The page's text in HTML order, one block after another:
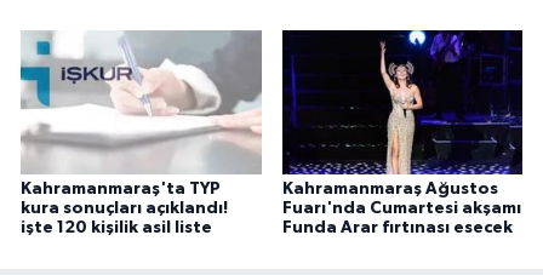
Kahramanmaraş'ta TYP
kura sonuçları açıklandı!
işte 120 kişilik asil liste
Kahramanmaraş Ağustos
Fuarı'nda Cumartesi akşamı
Funda Arar fırtınası esecek